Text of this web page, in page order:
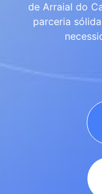
de Arraial do
parceria